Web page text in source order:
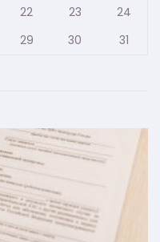
22 23
24
29 30 31